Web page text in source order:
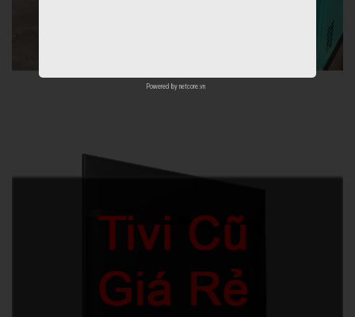
Powered by netcore.vn